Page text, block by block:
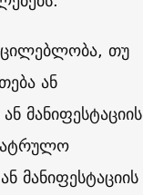
თუ
ან
მანიფესტაციის
მანიფესტაციის